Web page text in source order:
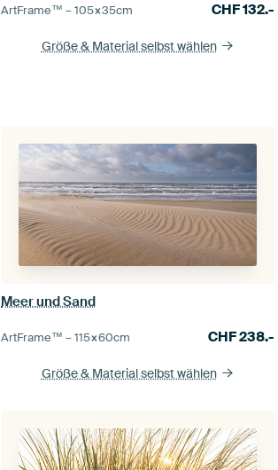
ArtFrame™ –105×35cm CHF132.-
Größe & Material selbst wählen
Meer und Sand
ArtFrame™ –115×60cm CHF238.-
Größe & Material selbst wählen